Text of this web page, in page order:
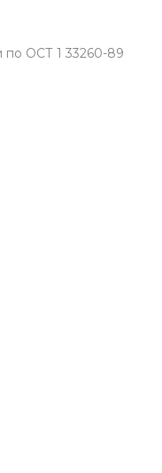
по ОСТ 1 33260-89